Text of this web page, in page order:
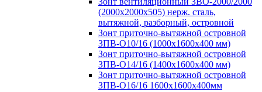
(2000х2000х505) нерж. сталь,
вытяжной, разборный, островной
Зонт приточно-вытяжной островной
ЗПВ-О10/16 (1000х1600х400 мм)
Зонт приточно-вытяжной островной
ЗПВ-О14/16 (1400х1600х400 мм)
Зонт приточно-вытяжной островной
ЗПВ-О16/16 1600х1600х400мм